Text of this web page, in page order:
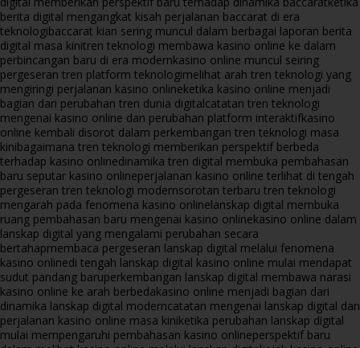
berita digital mengangkat kisah perjalanan baccarat di era
teknologibaccarat kian sering muncul dalam berbagai laporan berita
digital masa kinitren teknologi membawa kasino online ke dalam
perbincangan baru di era modernkasino online muncul seiring
pergeseran tren platform teknologimelihat arah tren teknologi yang
mengiringi perjalanan kasino onlineketika kasino online menjadi
bagian dari perubahan tren dunia digitalcatatan tren teknologi
mengenai kasino online dan perubahan platform interaktifkasino
online kembali disorot dalam perkembangan tren teknologi masa
kinibagaimana tren teknologi memberikan perspektif berbeda
terhadap kasino onlinedinamika tren digital membuka pembahasan
baru seputar kasino onlineperjalanan kasino online terlihat di tengah
pergeseran tren teknologi modernsorotan terbaru tren teknologi
mengarah pada fenomena kasino onlinelanskap digital membuka
ruang pembahasan baru mengenai kasino onlinekasino online dalam
lanskap digital yang mengalami perubahan secara
bertahapmembaca pergeseran lanskap digital melalui fenomena
kasino onlinedi tengah lanskap digital kasino online mulai mendapat
sudut pandang baruperkembangan lanskap digital membawa narasi
kasino online ke arah berbedakasino online menjadi bagian dari
dinamika lanskap digital moderncatatan mengenai lanskap digital dan
perjalanan kasino online masa kiniketika perubahan lanskap digital
mulai mempengaruhi pembahasan kasino onlineperspektif baru